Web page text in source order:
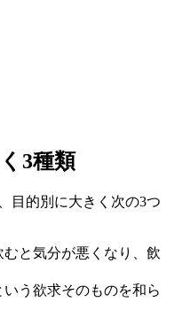
3種類
目的別に大きく次の3つ
むと気分が悪くなり、飲
いう欲求そのものを和ら